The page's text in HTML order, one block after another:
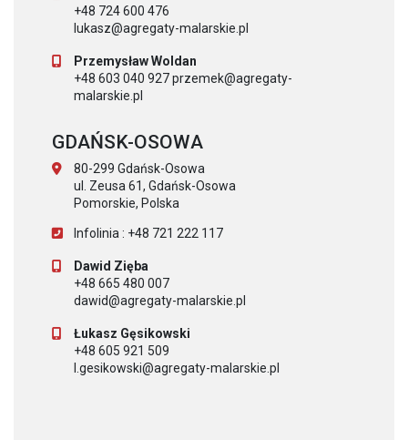
+48 724 600 476
lukasz@agregaty-malarskie.pl
Przemysław Woldan
+48 603 040 927 przemek@agregaty-
malarskie.pl
GDAŃSK-OSOWA
80-299 Gdańsk-Osowa
ul. Zeusa 61, Gdańsk-Osowa
Pomorskie, Polska
Infolinia : +48 721 222 117
Dawid Zięba
+48 665 480 007
dawid@agregaty-malarskie.pl
Łukasz Gęsikowski
+48 605 921 509
l.gesikowski@agregaty-malarskie.pl